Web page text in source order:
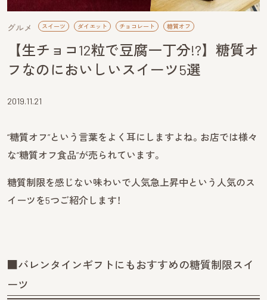
グルメ スイーツ ダイエット チョコレート 糖質オフ
【生チョコ12粒で豆腐一丁分!?】糖質オ
フなのにおいしいスイーツ5選
2019.11.21
“糖質オフ”という言葉をよく耳にしますよね。お店では様々
な“糖質オフ食品”が売られています。
糖質制限を感じない味わいで人気急上昇中という人気のス
イーツを5つご紹介します！
■バレンタインギフトにもおすすめの糖質制限スイ
ーツ